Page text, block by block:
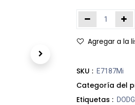
Agregar a la
SKU : E7187Mi
Categoría del
Etiquetas :